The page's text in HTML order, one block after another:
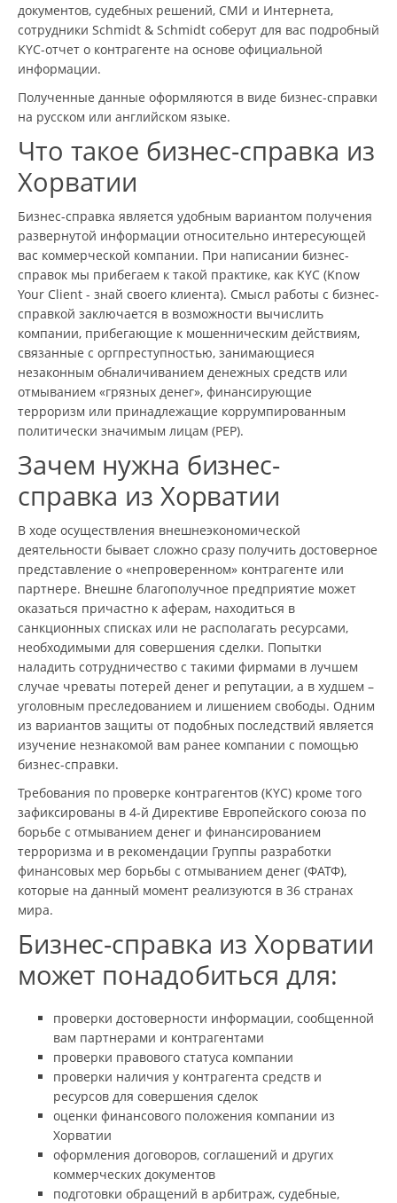
документов, судебных решений, СМИ и Интернета,
сотрудники Schmidt & Schmidt соберут для вас подробный
KYC-отчет о контрагенте на основе официальной
информации.
Полученные данные оформляются в виде бизнес-справки
на русском или английском языке.
Что такое бизнес-справка из
Хорватии
Бизнес-справка является удобным вариантом получения
развернутой информации относительно интересующей
вас коммерческой компании. При написании бизнес-
справок мы прибегаем к такой практике, как KYC (Know
Your Client - знай своего клиента). Смысл работы с бизнес-
справкой заключается в возможности вычислить
компании, прибегающие к мошенническим действиям,
связанные с оргпреступностью, занимающиеся
незаконным обналичиванием денежных средств или
отмыванием «грязных денег», финансирующие
терроризм или принадлежащие коррумпированным
политически значимым лицам (PEP).
Зачем нужна бизнес-
справка из Хорватии
В ходе осуществления внешнеэкономической
деятельности бывает сложно сразу получить достоверное
представление о «непроверенном» контрагенте или
партнере. Внешне благополучное предприятие может
оказаться причастно к аферам, находиться в
санкционных списках или не располагать ресурсами,
необходимыми для совершения сделки. Попытки
наладить сотрудничество с такими фирмами в лучшем
случае чреваты потерей денег и репутации, а в худшем –
уголовным преследованием и лишением свободы. Одним
из вариантов защиты от подобных последствий является
изучение незнакомой вам ранее компании с помощью
бизнес-справки.
Требования по проверке контрагентов (KYC) кроме того
зафиксированы в 4-й Директиве Европейского союза по
борьбе с отмыванием денег и финансированием
терроризма и в рекомендации Группы разработки
финансовых мер борьбы с отмыванием денег (ФАТФ),
которые на данный момент реализуются в 36 странах
мира.
Бизнес-справка из Хорватии
может понадобиться для:
проверки достоверности информации, сообщенной
вам партнерами и контрагентами
проверки правового статуса компании
проверки наличия у контрагента средств и
ресурсов для совершения сделок
оценки финансового положения компании из
Хорватии
оформления договоров, соглашений и других
коммерческих документов
подготовки обращений в арбитраж, судебные,